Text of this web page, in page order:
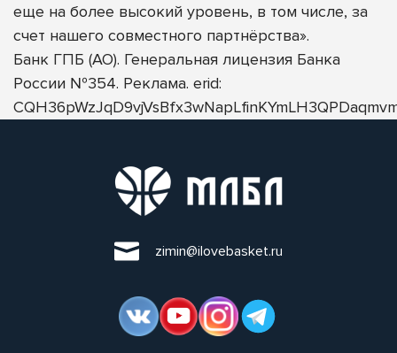
еще на более высокий уровень, в том числе, за
счет нашего совместного партнёрства».
Банк ГПБ (АО). Генеральная лицензия Банка
России №354. Реклама. erid:
zimin@ilovebasket.ru